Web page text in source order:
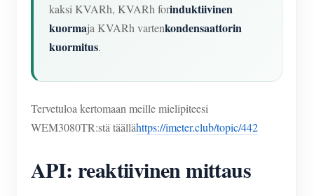
kaksi KVARh, KVARh forinduktiivinen
kuormaja KVARh vartenkondensaattorin
kuormitus.
Tervetuloa kertomaan meille mielipiteesi
WEM3080TR:stä täällähttps://imeter.club/topic/442
API: reaktiivinen mittaus